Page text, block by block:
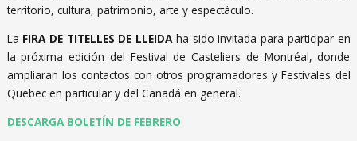
territorio, cultura, patrimonio, arte y espectáculo.
La FIRA DE TITELLES DE LLEIDAha sido invitada para participar en
la próxima edición del Festival de Casteliers de Montréal, donde
ampliaran los contactos con otros programadores y Festivales del
Quebec en particular y del Canadá en general.
DESCARGA BOLETÍN DE FEBRERO